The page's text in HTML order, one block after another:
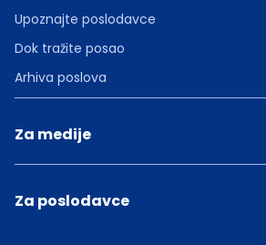
Upoznajte poslodavce
Dok tražite posao
Arhiva poslova
Za medije
Za poslodavce